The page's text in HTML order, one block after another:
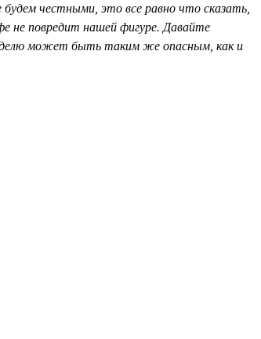
честными, это все равно что сказать,
не повредит нашей фигуре. Давайте
может быть таким же опасным, как и